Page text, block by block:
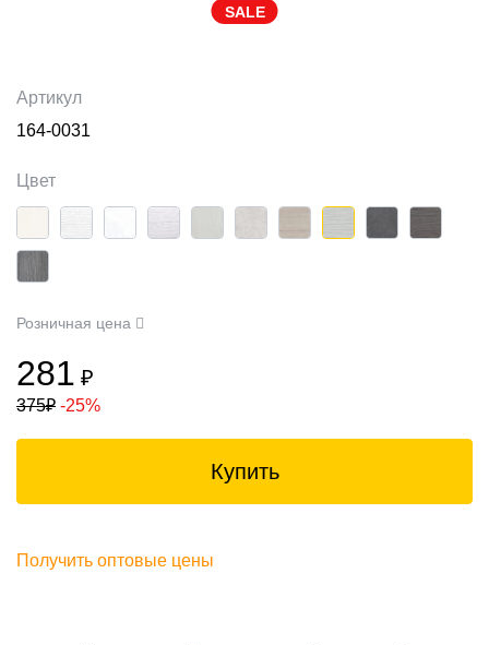
SALE
Артикул
164-0031
Цвет
Розничная цена
281 ₽
375₽ -25%
Купить
Получить оптовые цены